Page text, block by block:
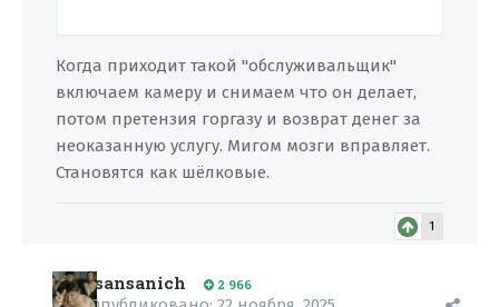
Когда приходит такой "обслуживальщик"
включаем камеру и снимаем что он делает,
потом претензия горгазу и возврат денег за
неоказанную услугу. Мигом мозги вправляет.
Становятся как шёлковые.
1
sansanich 2 966